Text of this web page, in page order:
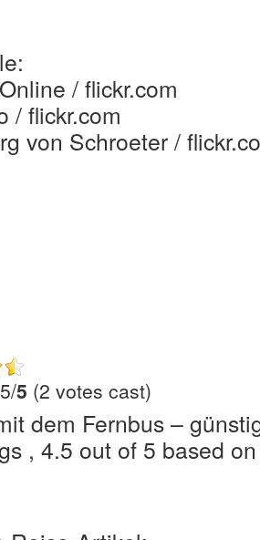
/ flickr.com
/ flickr.com
von Schroeter /
5 (2 votes cast)
dem Fernbus –
, 4.5 out of 5 based